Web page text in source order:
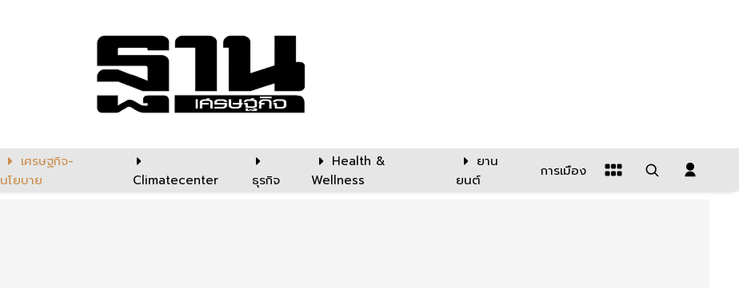
เศรษฐกิจ-
นโยบาย
Climatecenter ธุรกิจ
Health &
Wellness
ยาน
ยนต์
การเมือง